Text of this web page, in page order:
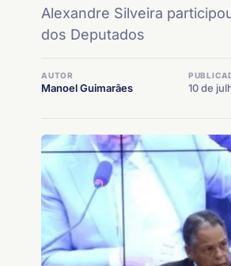
Alexandre Silveira
dos Deputados
AUTOR
Manoel Guimarães 10 de